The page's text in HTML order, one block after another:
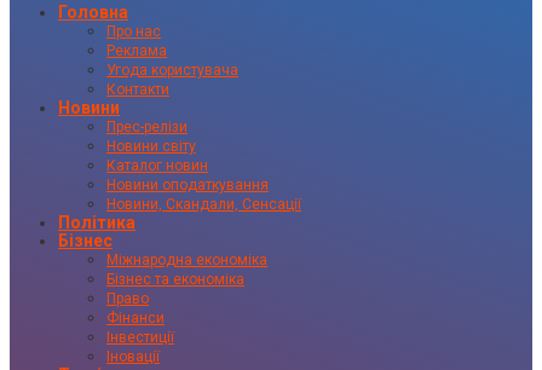
Головна
Про нас
Реклама
Угода користувача
Контакти
Новини
Прес-релізи
Новини світу
Каталог новин
Новини оподаткування
Новини, Скандали, Сенсації
Політика
Бізнес
Міжнародна економіка
Бізнес та економіка
Право
Фінанси
Інвестиції
Іновації